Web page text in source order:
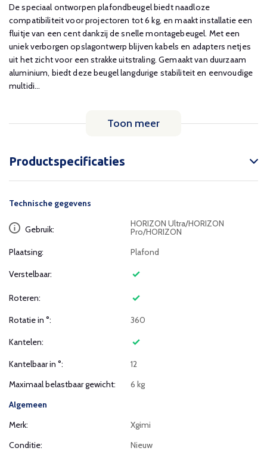
De speciaal ontworpen plafondbeugel biedt naadloze
compatibiliteit voor projectoren tot 6 kg, en maakt installatie een
fluitje van een cent dankzij de snelle montagebeugel. Met een
uniek verborgen opslagontwerp blijven kabels en adapters netjes
uit het zicht voor een strakke uitstraling. Gemaakt van duurzaam
aluminium, biedt deze beugel langdurige stabiliteit en eenvoudige
multidi...
Toon meer
Productspecificaties
Technische gegevens
Gebruik:
HORIZON Ultra/HORIZON
Pro/HORIZON
Plaatsing:
Plafond
Verstelbaar:
Roteren:
Rotatie in °: 360
Kantelen:
Kantelbaar in °:
12
Maximaal belastbaar gewicht:
6 kg
Algemeen
Merk:
Xgimi
Conditie:
Nieuw